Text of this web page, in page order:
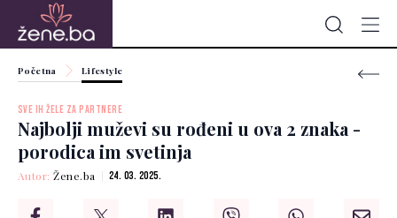
Početna Lifestyle
SVE IH ŽELE ZA PARTNERE
Najbolji muževi su rođeni u ova 2 znaka -
porodica im svetinja
Autor:Žene.ba 24. 03. 2025.